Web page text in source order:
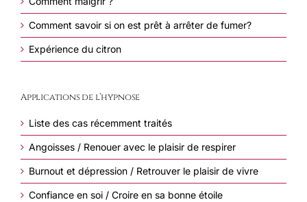
Comment savoir si on est prêt à arrêter de fumer?
Expérience du citron
Applications de l’hypnose
Liste des cas récemment traités
Angoisses / Renouer avec le plaisir de respirer
Burnout et dépression / Retrouver le plaisir de vivre
Confiance en soi / Croire en sa bonne étoile